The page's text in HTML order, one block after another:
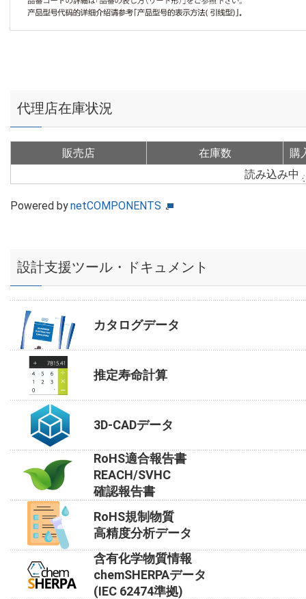
代理店在庫状況
販売店 在庫数
購
読み込み中
Powered bynetCOMPONENTS
設計支援ツール・ドキュメント
カタログデータ
推定寿命計算
3D-CADデータ
RoHS適合報告書
REACH/SVHC
確認報告書
RoHS規制物質
高精度分析データ
含有化学物質情報
chemSHERPAデータ
(IEC 62474準拠)